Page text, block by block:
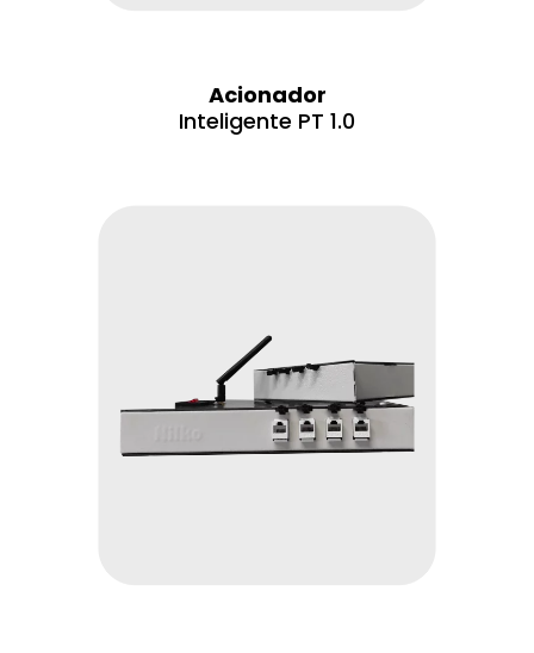
Acionador
Inteligente PT 1.0